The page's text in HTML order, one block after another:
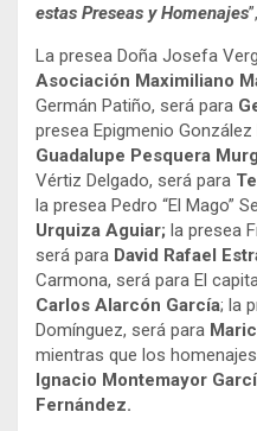
estas Preseas y Homenajes
La presea Doña Josefa
Asociación Maximiliano
Germán Patiño, será para
presea Epigmenio
Guadalupe Pesquera
Vértiz Delgado, será para
la presea Pedro “El Mago”
Urquiza Aguiar; la presea
será para David Rafael
Carmona, será para El
Carlos Alarcón García; la
Domínguez, será para
mientras que los
Ignacio Montemayor
Fernández.